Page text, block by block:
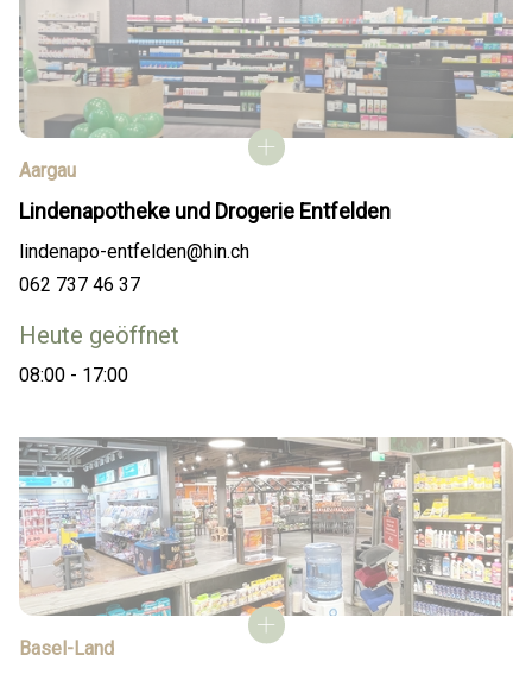
Aargau
Lindenapotheke und Drogerie Entfelden
lindenapo-entfelden@hin.ch
062 737 46 37
Heute geöffnet
08:00 - 17:00
Basel-Land